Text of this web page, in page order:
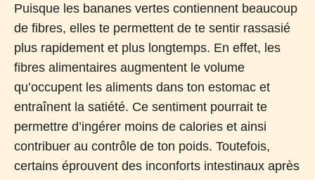
Puisque les bananes vertes contiennent beaucoup
de fibres, elles te permettent de te sentir rassasié
plus rapidement et plus longtemps. En effet, les
fibres alimentaires augmentent le volume
qu’occupent les aliments dans ton estomac et
entraînent la satiété. Ce sentiment pourrait te
permettre d’ingérer moins de calories et ainsi
contribuer au contrôle de ton poids. Toutefois,
certains éprouvent des inconforts intestinaux après